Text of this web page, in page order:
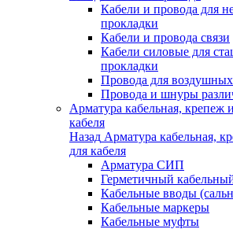
Кабели и провода для
прокладки
Кабели и провода связи
Кабели силовые для
прокладки
Провода для
Провода и шнуры
Арматура кабельная, крепеж
кабеля
Назад Арматура кабельная,
для кабеля
Арматура СИП
Герметичный
Кабельные вводы
Кабельные маркеры
Кабельные муфты